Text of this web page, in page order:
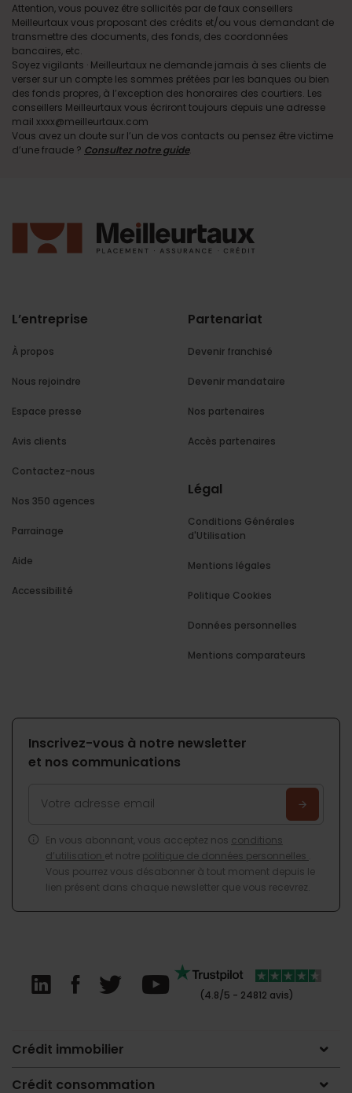
Attention, vous pouvez être sollicités par de faux conseillers
Meilleurtaux vous proposant des crédits et/ou vous demandant de
transmettre des documents, des fonds, des coordonnées
bancaires, etc.
Soyez vigilants · Meilleurtaux ne demande jamais à ses clients de
verser sur un compte les sommes prêtées par les banques ou bien
des fonds propres, à l’exception des honoraires des courtiers. Les
conseillers Meilleurtaux vous écriront toujours depuis une adresse
mail xxxx@meilleurtaux.com
Vous avez un doute sur l’un de vos contacts ou pensez être victime
d’une fraude ? Consultez notre guide.
L’entreprise
À propos
Nous rejoindre
Espace presse
Avis clients
Contactez-nous
Nos 350 agences
Parrainage
Aide
Accessibilité
Partenariat
Devenir franchisé
Devenir mandataire
Nos partenaires
Accès partenaires
Légal
Conditions Générales
d'Utilisation
Mentions légales
Politique Cookies
Données personnelles
Mentions comparateurs
Inscrivez-vous à notre newsletter
et nos communications
En vous abonnant, vous acceptez nos conditions
d’utilisation et notre politique de données personnelles
Vous pourrez vous désabonner à tout moment depuis le
lien présent dans chaque newsletter que vous recevrez.
(4.8/5 - 24812 avis)
Crédit immobilier
Crédit consommation